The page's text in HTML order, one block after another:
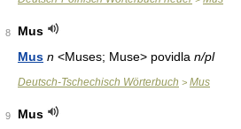
8
Mus
Mus n <Muses; Muse> povidla n/pl
Deutsch-Tschechisch Wörterbuch > Mus
9
Mus